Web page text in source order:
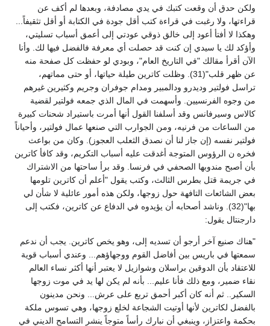
ولكن حدق أن وقعت كتبك في يدي مصادفة، وبعدها لم أكف عن
قراءتها، ولا رغبت في قراءة كتب أقل جودة في الكتابة أو أقل تثقيفاً...
وهكذا لا أفتأ أعود إلى خالق ذوقي عودتي إلى أعمق أسباب تسليتي،
وأؤكد لك يا سيدي إن كنت قد حصلت أي معرفة فالفضل فيها لك. وأنا
الآن أقرأ مقالك "في التاريخ العام"، وبودي لو حفظت كل صفحة منه
عن ظهر قلب"(31). وظلت كاترين طيلة حياتها، أو حتى مماتهم،
تراسل فولتير وديدرو ودالمبير ومدام جوفران وجريم وكثيرين غيرهم
من وجوه الفرنسيين. وأسهمت في المال الذي جمعه فولتير لقضية
كالاس وسيرفانس وقد أسلفنا القول أنها أمرت باستيراد شحنات كبيرة
من الساعات من فرنيه، ومن الجوارب التي صنعها عمال فولتير، وأحياناً
فولتير نفسه (إن جاز لنا أن نصدق الثعلب العجوز). وكان من بواعث
فخره ن الرؤوس المتوجة أغدقت عليه أسباب التكريم، وقد كافأ كاترين
بأن أصبح مندوبها الصحفي في فرنسا. وقد برأ ساحتها من الاشتراك
في جريمة قتل بطرس الثالث، وكتب يقول "أعلم أن كاترين تلومها
بعض الشائعات التافهة حول زوجها، ولكن هذه أمور عائلية لا شأن لي
بها"(32). وناشد أصحابه أن يؤيدوه في الدفاع عن كاترين، فكتب إلى
دارجنتال يقول:
"هناك صنيع آخر أرجو أن تسديه إلى، وهو يخص كاترين. يجب أن ندعم
سمعتها في باريس بين أفاضل القوم ووجهاؤهم... وعندي أسباب قوية
للاعتقاد بأن الدوقين براسلان وشوازيل لا يعتبر أنها أكثر نساء العالم
نقاء ضمير، ومع ذلك فأنا عليم... بأنه لم يكن لها يد في موت زوجها
السكير.. ثم أنه كان أكبر أحمق تربع على عرش... ونحن مدينون
بالفضل لكاترين لأنها أوتيت الشجاعة لخلع زوجها، وهي تسوس ملكة
بحكمة واعتزاز، وينبغي أن نبارك رأساً متوجاً ينشر التسامح الديني في